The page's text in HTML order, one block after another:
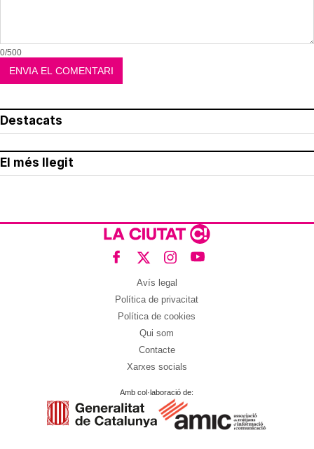
0/500
Destacats
El més llegit
Avís legal
Política de privacitat
Política de cookies
Qui som
Contacte
Xarxes socials
Amb col·laboració de: